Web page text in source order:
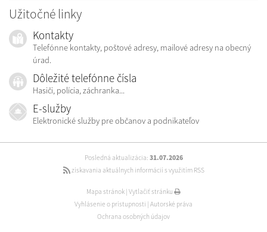
Užitočné linky
Kontakty
Telefónne kontakty, poštové adresy, mailové adresy na obecný
úrad.
Dôležité telefónne čísla
Hasiči, polícia, záchranka...
E-služby
Elektronické služby pre občanov a podnikateľov
Posledná aktualizácia: 31.07.2026
získavania aktuálnych informácií s využitím RSS
Mapa stránok Vytlačiť stránku
Vyhlásenie o prístupnosti Autorské práva
Ochrana osobných údajov